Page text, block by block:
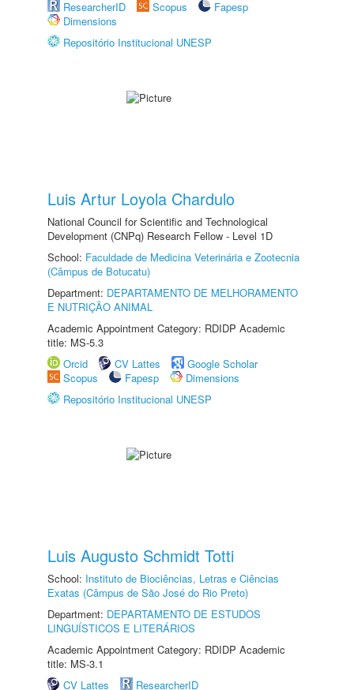
ResearcherID
Scopus
Fapesp
Dimensions
Repositório Institucional UNESP
Luis Artur Loyola Chardulo
National Council for Scientific and Technological
Development (CNPq) Research Fellow - Level 1D
School: Faculdade de Medicina Veterinária e Zootecnia
(Câmpus de Botucatu)
Department: DEPARTAMENTO DE MELHORAMENTO
E NUTRIÇÃO ANIMAL
Academic Appointment Category: RDIDP Academic
title: MS-5.3
Orcid
CV Lattes
Google Scholar
Scopus
Fapesp
Dimensions
Repositório Institucional UNESP
Luis Augusto Schmidt Totti
School: Instituto de Biociências, Letras e Ciências
Exatas (Câmpus de São José do Rio Preto)
Department: DEPARTAMENTO DE ESTUDOS
LINGUÍSTICOS E LITERÁRIOS
Academic Appointment Category: RDIDP Academic
title: MS-3.1
CV Lattes
ResearcherID